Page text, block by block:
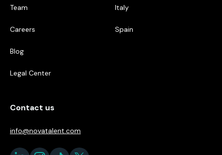
Team
Careers
Blog
Legal Center
Italy
Spain
Contact us
info@novatalent.com